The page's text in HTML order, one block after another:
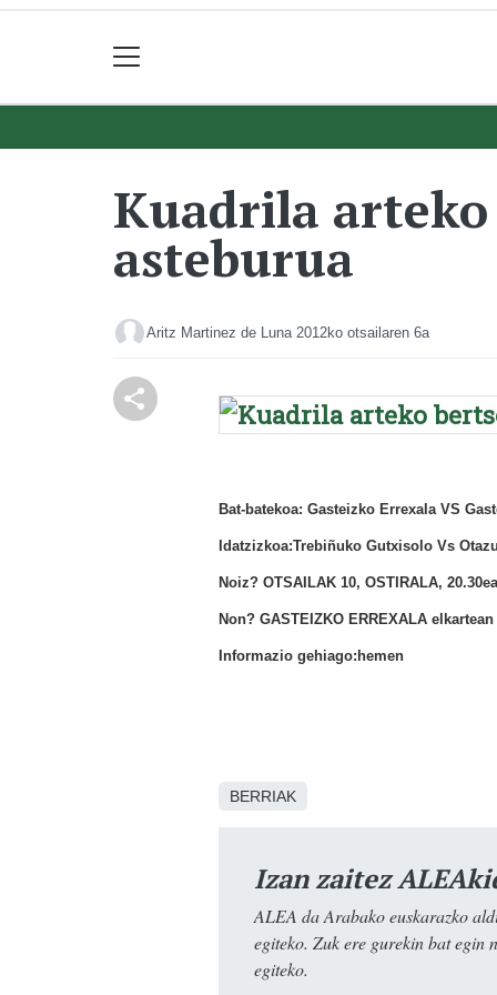
Kuadrila
asteburua
Aritz Martinez de Luna 2012ko otsailaren 6a
Bat-batekoa: Gasteizko Errexala VS
Idatzizkoa:Trebiñuko Gutxisolo Vs
Noiz? OTSAILAK 10, OSTIRALA,
Non? GASTEIZKO ERREXALA
Informazio gehiago:hemen
BERRIAK
Izan zaitez
ALEA da Arabako euskarazko
egiteko. Zuk ere gurekin bat egin
egiteko.